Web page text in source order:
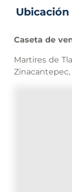
Ubicación
Caseta de
Martires de
Zinacantepec,